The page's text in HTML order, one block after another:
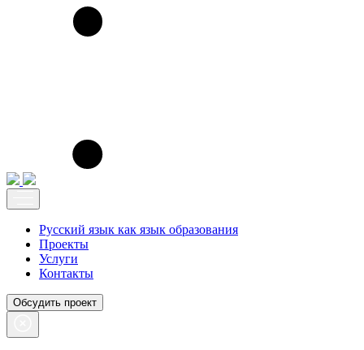
Русский язык как язык образования
Проекты
Услуги
Контакты
Обсудить проект